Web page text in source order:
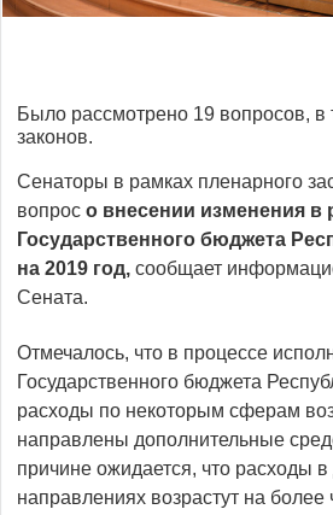
Было рассмотрено 19 вопросов, в
законов.
Сенаторы в рамках пленарного
вопрос о внесении изменения в
Государственного бюджета
на 2019 год, сообщает
Сената.
Отмечалось, что в процессе
Государственного бюджета
расходы по некоторым сферам
направлены дополнительные
причине ожидается, что расходы
направлениях возрастут на